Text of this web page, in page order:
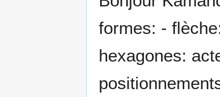
formes: -
hexagones: